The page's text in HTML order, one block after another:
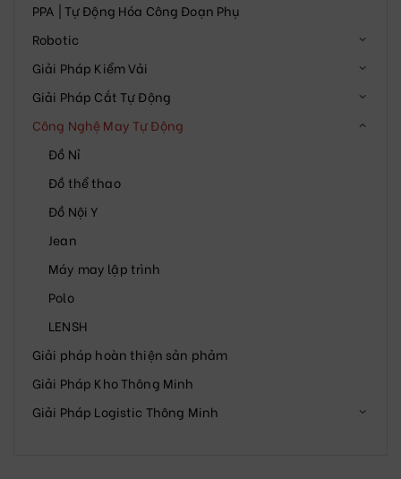
PPA | Tự Động Hóa Công Đoạn Phụ
Robotic
Giải Pháp Kiểm Vải
Giải Pháp Cắt Tự Động
Công Nghệ May Tự Động
Đồ Nỉ
Đồ thể thao
Đồ Nội Y
Jean
Máy may lập trình
Polo
LENSH
Giải pháp hoàn thiện sản phảm
Giải Pháp Kho Thông Minh
Giải Pháp Logistic Thông Minh